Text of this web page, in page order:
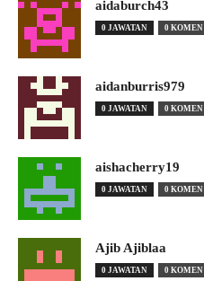
aidaburch43
0 JAWATAN 0 KOMEN
aidanburris979
0 JAWATAN 0 KOMEN
aishacherry19
0 JAWATAN 0 KOMEN
Ajib Ajiblaa
0 JAWATAN 0 KOMEN